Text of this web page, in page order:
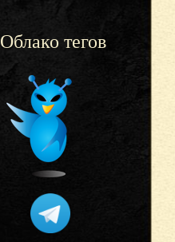
Облако тегов